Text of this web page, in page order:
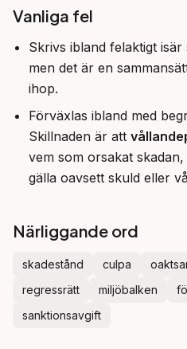
Vanliga fel
Skrivs ibland felaktigt isär
men det är en
ihop.
Förväxlas ibland med
Skillnaden är att
vem som orsakat
gälla oavsett skuld eller
Närliggande ord
skadestånd culpa
regressrätt
miljöbalken
sanktionsavgift